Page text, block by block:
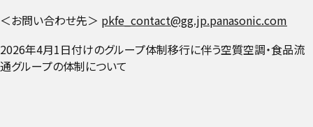
＜お問い合わせ先＞ pkfe_contact@gg.jp.panasonic.com
2026年4月1日付けのグループ体制移行に伴う空質空調・食品流
通グループの体制について